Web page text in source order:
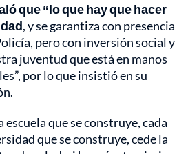
que “lo que hay que hacer
, y se garantiza con presencia
pero con inversión social y
juventud que está en manos
por lo que insistió en su
escuela que se construye, cada
que se construye, cede la